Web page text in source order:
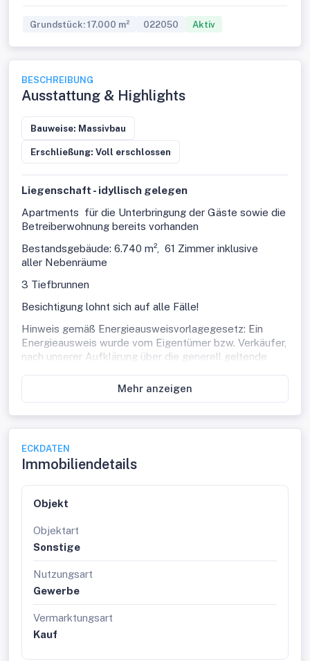
Grundstück: 17.000 m² 022050 Aktiv
BESCHREIBUNG
Ausstattung & Highlights
Bauweise: Massivbau
Erschließung: Voll erschlossen
Liegenschaft - idyllisch gelegen
Apartments für die Unterbringung der Gäste sowie die
Betreiberwohnung bereits vorhanden
Bestandsgebäude: 6.740 m², 61 Zimmer inklusive
aller Nebenräume
3 Tiefbrunnen
Besichtigung lohnt sich auf alle Fälle!
Hinweis gemäß Energieausweisvorlagegesetz: Ein
Energieausweis wurde vom Eigentümer bzw. Verkäufer,
nach unserer Aufklärung über die generell geltende
noch nicht vorgelegt. Daher gilt zumindest eine dem
Alter und der Art des Gebäudes entsprechende
Immobilie.
Mehr anzeigen
ECKDATEN
Immobiliendetails
Objekt
Objektart
Sonstige
Nutzungsart
Gewerbe
Vermarktungsart
Kauf